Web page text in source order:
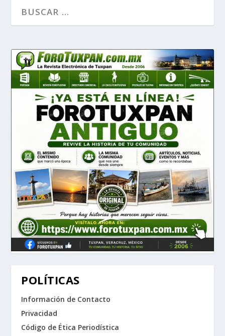
POLÍTICAS
Información de Contacto
Privacidad
Código de Ética Periodística